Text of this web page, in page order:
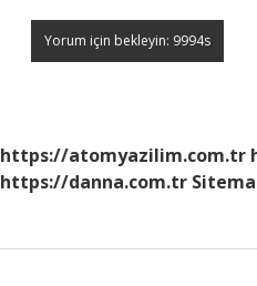
https://atomyazilim.com.tr
https://danna.com.tr